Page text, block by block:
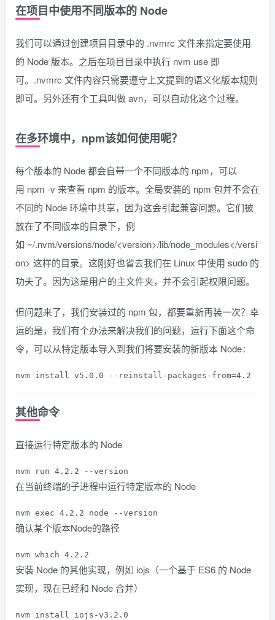
在项目中使用不同版本的 Node
我们可以通过创建项目目录中的 .nvmrc 文件来指定要使用
的 Node 版本。之后在项目目录中执行 nvm use 即
可。 .nvmrc 文件内容只需要遵守上文提到的语义化版本规则
即可。另外还有个工具叫做 avn，可以自动化这个过程。
在多环境中，npm该如何使用呢？
每个版本的 Node 都会自带一个不同版本的 npm，可以
用 npm -v 来查看 npm 的版本。全局安装的 npm 包并不会在
不同的 Node 环境中共享，因为这会引起兼容问题。它们被
放在了不同版本的目录下，例
如 ~/.nvm/versions/node/<version>/lib/node_modules</versi
on> 这样的目录。这刚好也省去我们在 Linux 中使用 sudo 的
功夫了。因为这是用户的主文件夹，并不会引起权限问题。
但问题来了，我们安装过的 npm 包，都要重新再装一次？幸
运的是，我们有个办法来解决我们的问题，运行下面这个命
令，可以从特定版本导入到我们将要安装的新版本 Node：
nvm install v5 . 0.0 -- reinstall - packages - from=4.2
其他命令
直接运行特定版本的 Node
nvm run 4.2 . 2 --version
在当前终端的子进程中运行特定版本的 Node
nvm exec 4.2 . 2 node --version
确认某个版本Node的路径
nvm which 4.2 . 2
安装 Node 的其他实现，例如 iojs（一个基于 ES6 的 Node
实现，现在已经和 Node 合并）
nvm install iojs -v3 . 2.0